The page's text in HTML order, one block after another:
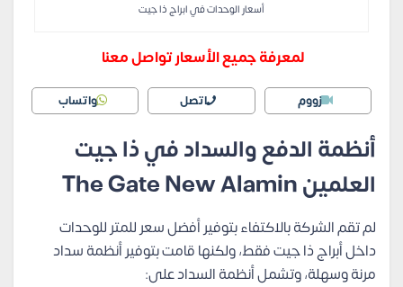
أسعار الوحدات في ابراج ذا جيت
لمعرفة جميع الأسعار تواصل معنا
زووم اتصل واتساب
أنظمة الدفع والسداد في ذا جيت
العلمين The Gate New Alamin
لم تقم الشركة بالاكتفاء بتوفير أفضل سعر للمتر للوحدات
داخل أبراج ذا جيت فقط، ولكنها قامت بتوفير أنظمة سداد
مرنة وسهلة، وتشمل أنظمة السداد على: